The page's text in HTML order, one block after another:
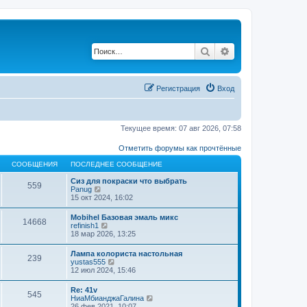
Поиск
Вход
Регистрация
Текущее время: 07 авг 2026, 07:58
Отметить форумы как прочтённые
СООБЩЕНИЯ ПОСЛЕДНЕЕ СООБЩЕНИЕ
559
Сиз для покраски что выбрать
Panug
е
е
й
т
и
к
п
о
с
л
д
н
15 окт 2024, 16:02
14668
Mobihel Базовая эмаль микс
refinish1
е
й
т
и
к
о
18 мар 2026, 13:25
239
Лампа колориста настольная
yustas555
е
т
12 июл 2024, 15:46
545
Re: 41v
НиаМбианджаГалина